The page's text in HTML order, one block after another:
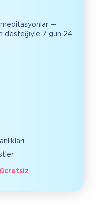
meditasyonlar —
desteğiyle 7 gün 24
ücretsiz